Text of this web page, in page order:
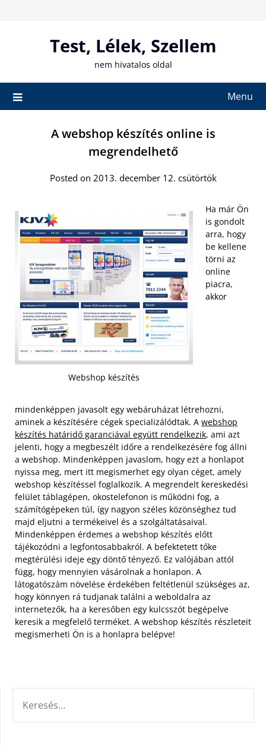
Test, Lélek, Szellem
nem hivatalos oldal
Menu
A webshop készítés online is
megrendelhető
Posted on 2013. december 12. csütörtök
Webshop készítés
Ha már Ön
is gondolt
arra, hogy
be kellene
törni az
online
piacra,
akkor
mindenképpen javasolt egy webáruházat létrehozni,
aminek a készítésére cégek specializálódtak. A webshop
készítés határidő garanciával együtt rendelkezik, ami azt
jelenti, hogy a megbeszélt időre a rendelkezésére fog állni
a webshop. Mindenképpen javaslom, hogy ezt a honlapot
nyissa meg, mert itt megismerhet egy olyan céget, amely
webshop készítéssel foglalkozik. A megrendelt kereskedési
felület táblagépen, okostelefonon is működni fog, a
számítógépeken túl, így nagyon széles közönséghez tud
majd eljutni a termékeivel és a szolgáltatásaival.
Mindenképpen érdemes a webshop készítés előtt
tájékozódni a legfontosabbakról. A befektetett tőke
megtérülési ideje egy döntő tényező. Ez valójában attól
függ, hogy mennyien vásárolnak a honlapon. A
látogatószám növelése érdekében feltétlenül szükséges az,
hogy könnyen rá tudjanak találni a weboldalra az
internetezők, ha a keresőben egy kulcsszót begépelve
keresik a megfelelő terméket. A webshop készítés részleteit
megismerheti Ön is a honlapra belépve!